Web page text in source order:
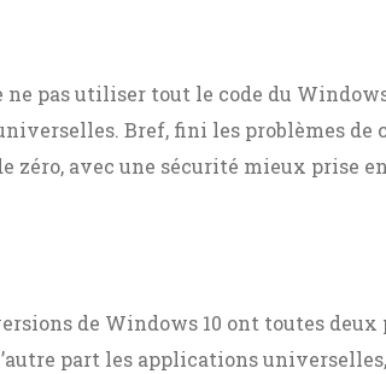
pas utiliser tout le code du
Bref, fini les problèmes de
zéro, avec une sécurité mieux prise
de Windows 10 ont toutes deux
part les applications